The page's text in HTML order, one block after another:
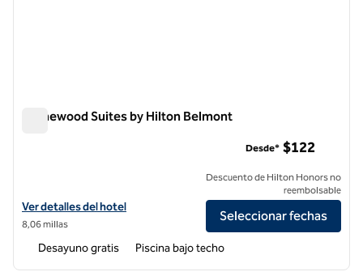
Homewood Suites by Hilton Belmont
Ver detalles del hotel Homewood Suites by Hilton Belmont
Ver detalles del hotel
8,06 millas
Desde* $122
Descuento de Hilton Honors no
reembolsable
Seleccionar fechas
Desayuno gratis Piscina bajo techo